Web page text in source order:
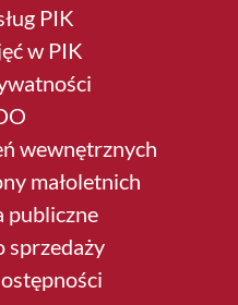
PIK
w PIK
wewnętrznych
małoletnich
publiczne
sprzedaży